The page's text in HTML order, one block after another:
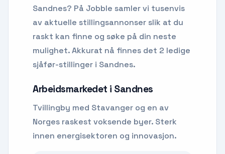
Sandnes? På Jobble samler vi tusenvis
av aktuelle stillingsannonser slik at du
raskt kan finne og søke på din neste
mulighet.Akkurat nå finnes det 2 ledige
sjåfør-stillinger i Sandnes.
Arbeidsmarkedet i Sandnes
Tvillingby med Stavanger og en av
Norges raskest voksende byer. Sterk
innen energisektoren og innovasjon.